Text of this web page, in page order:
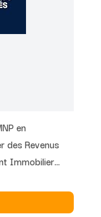
en
des Revenus
Immobilier
Meublée